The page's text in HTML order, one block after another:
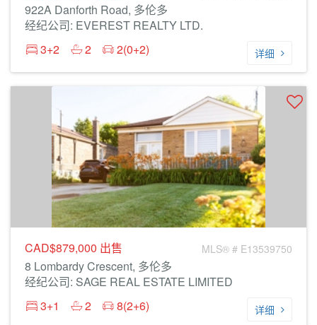
922A Danforth Road, 多伦多
经纪公司: EVEREST REALTY LTD.
3+2
2 2(0+2) 详细
CAD$879,000 出售 MLS® # E13539750
8 Lombardy Crescent, 多伦多
经纪公司: SAGE REAL ESTATE LIMITED
3+1
2 8(2+6) 详细